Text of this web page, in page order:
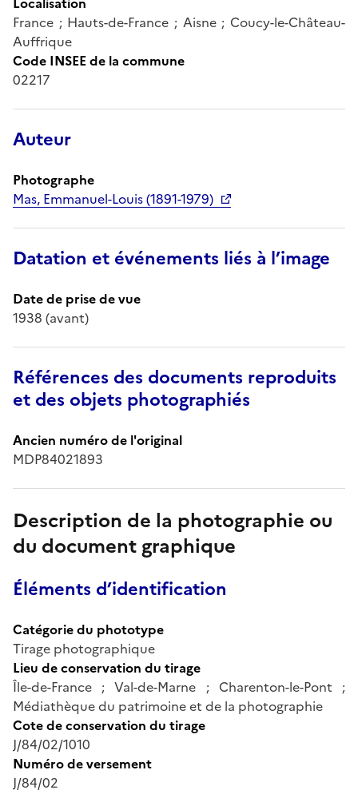
France ; Hauts-de-France ; Aisne ; Coucy-le-Château-
Auffrique
Code INSEE de la commune
02217
Auteur
Photographe
Mas, Emmanuel-Louis (1891-1979)
Datation et événements liés à l’image
Date de prise de vue
1938 (avant)
Références des documents reproduits
et des objets photographiés
Ancien numéro de l'original
MDP84021893
Description de la photographie ou
du document graphique
Éléments d’identification
Catégorie du phototype
Tirage photographique
Lieu de conservation du tirage
Île-de-France ; Val-de-Marne ; Charenton-le-Pont ;
Médiathèque du patrimoine et de la photographie
Cote de conservation du tirage
J/84/02/1010
Numéro de versement
J/84/02